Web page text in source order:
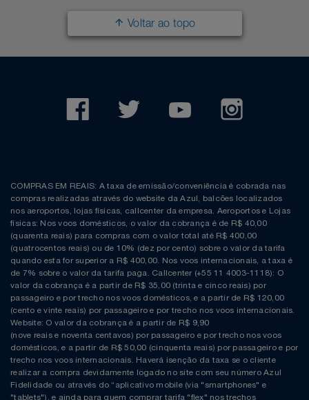
Voltar ao topo
COMPRAS EM REAIS: A taxa de emissão/conveniência é cobrada nas
compras realizadas através do website da Azul, balcões localizados
nos aeroportos, lojas físicas, callcenter da empresa. Aeroportos e Lojas
físicas: Nos voos domésticos, o valor da cobrança é de R$ 40,00
(quarenta reais) para compras com o valor total até R$ 400,00
(quatrocentos reais) ou de 10% (dez por cento) sobre o valor da tarifa
quando esta for superior a R$ 400,00. Nos voos internacionais, a taxa é
de 7% sobre o valor da tarifa paga. Callcenter (+55 11 4003-1118): O
valor da cobrança é a partir de R$ 35,00 (trinta e cinco reais) por
passageiro e por trecho nos voos domésticos, e a partir de R$ 120,00
(cento e vinte reais) por passageiro e por trecho nos voos internacionais.
Website: O valor da cobrança é a partir de R$ 9,90
(nove reais e noventa centavos) por passageiro e por trecho nos voos
domésticos, e a partir de R$ 50,00 (cinquenta reais) por passageiro e por
trecho nos voos internacionais. Haverá isenção da taxa se o cliente
realizar a compra devidamente logado no site com seu número Azul
Fidelidade ou através do “aplicativo mobile (via "smartphones" e
"tablets"), e ainda para quem comprar tarifa "flex" nos trechos